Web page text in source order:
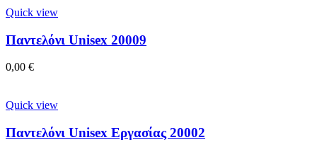
Quick view
Παντελόνι Unisex 20009
0,00 €
Quick view
Παντελόνι Unisex Εργασίας 20002